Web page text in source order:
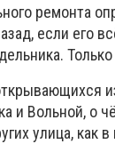
ремонта
если его
и Вольной, о
улица, как в